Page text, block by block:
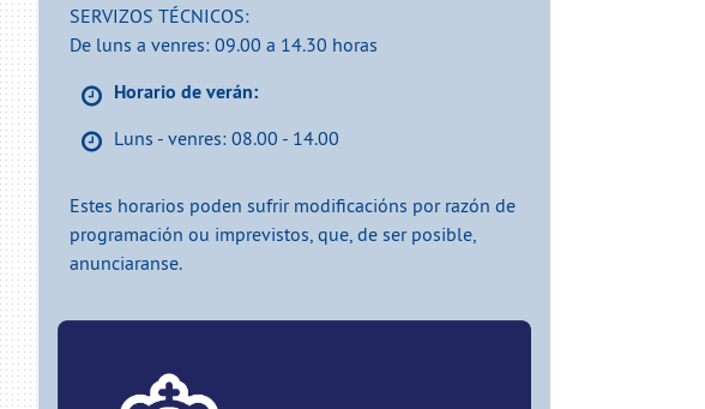
SERVIZOS TÉCNICOS:
De luns a venres: 09.00 a 14.30 horas
Horario de verán:
Luns - venres: 08.00 - 14.00
Estes horarios poden sufrir modificacións por razón de
programación ou imprevistos, que, de ser posible,
anunciaranse.